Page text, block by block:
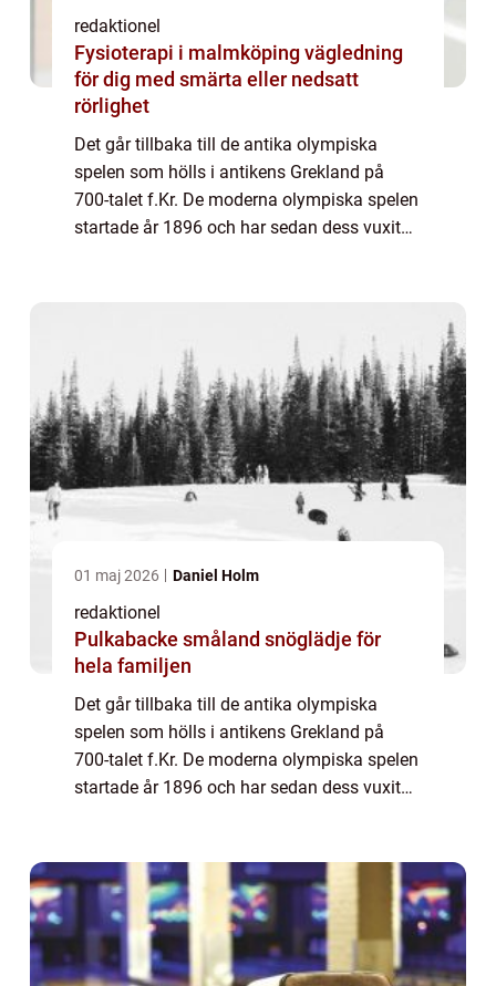
redaktionel
Fysioterapi i malmköping vägledning
för dig med smärta eller nedsatt
rörlighet
Det går tillbaka till de antika olympiska
spelen som hölls i antikens Grekland på
700-talet f.Kr. De moderna olympiska spelen
startade år 1896 och har sedan dess vuxit
01 maj 2026 Daniel Holm
redaktionel
Pulkabacke småland snöglädje för
hela familjen
Det går tillbaka till de antika olympiska
spelen som hölls i antikens Grekland på
700-talet f.Kr. De moderna olympiska spelen
startade år 1896 och har sedan dess vuxit